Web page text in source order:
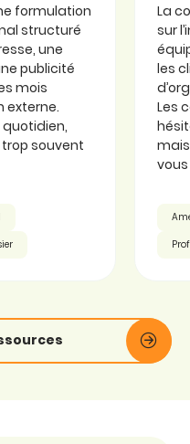
formulation
structuré
une
publicité
mois
externe.
quotidien,
souvent
La
sur
les
Les